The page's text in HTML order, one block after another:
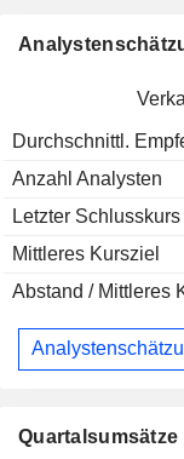
Durchschnittl.
Anzahl Analysten
Letzter Schlusskurs
Mittleres Kursziel
Abstand / Mittleres